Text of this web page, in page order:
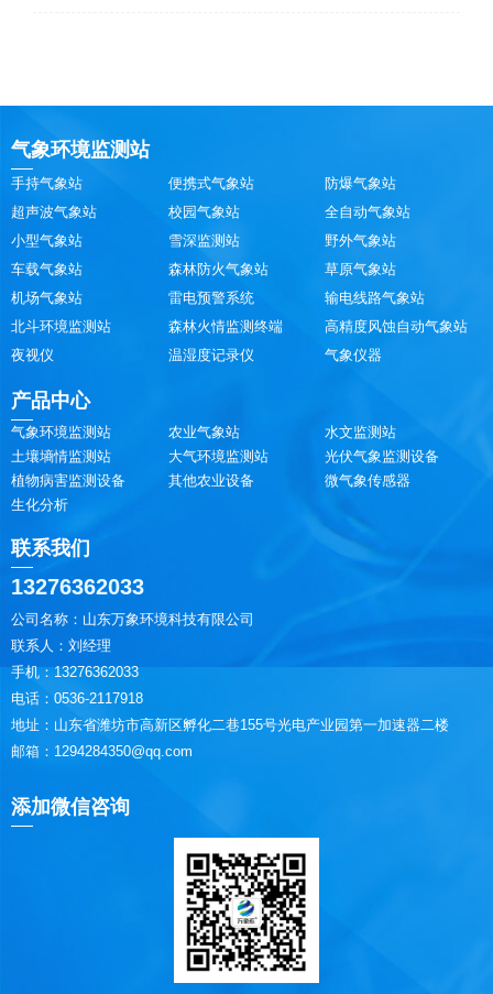
气象环境监测站
手持气象站 便携式气象站
防爆气象站
超声波气象站
校园气象站
全自动气象站
小型气象站
雪深监测站
野外气象站
车载气象站
森林防火气象站
草原气象站
机场气象站
雷电预警系统
输电线路气象站
北斗环境监测站
森林火情监测终端
高精度风蚀自动气象站
夜视仪
温湿度记录仪 气象仪器
产品中心
气象环境监测站 农业气象站
水文监测站
土壤墒情监测站
大气环境监测站
光伏气象监测设备
植物病害监测设备
其他农业设备
微气象传感器
生化分析
联系我们
13276362033
公司名称：山东万象环境科技有限公司
联系人：刘经理
手机：13276362033
电话：0536-2117918
地址：山东省潍坊市高新区孵化二巷155号光电产业园第一加速器二楼
邮箱：1294284350@qq.com
添加微信咨询